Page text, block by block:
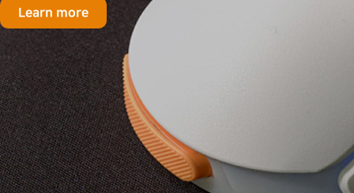
Learn more